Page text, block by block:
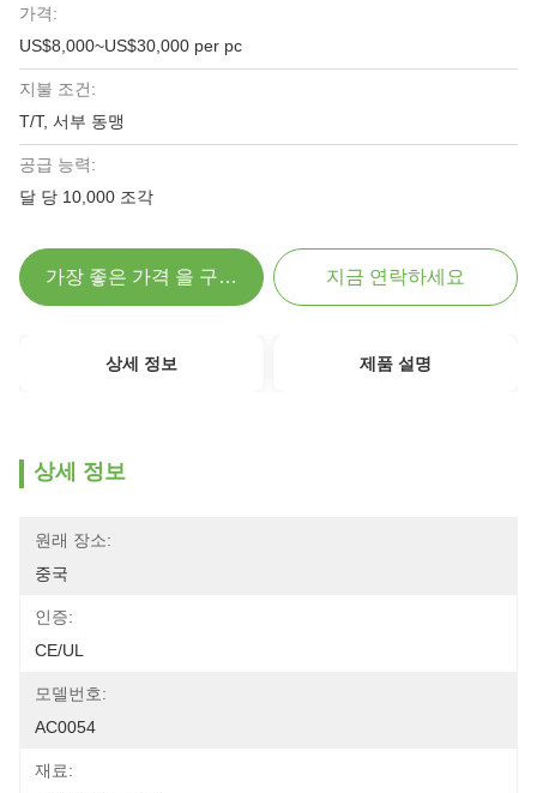
가격:
US$8,000~US$30,000 per pc
지불 조건:
T/T, 서부 동맹
공급 능력:
달 당 10,000 조각
가장 좋은 가격 을 구하라 지금 연락하세요
상세 정보 제품 설명
상세 정보
원래 장소:
중국
인증:
CE/UL
모델번호:
AC0054
재료: